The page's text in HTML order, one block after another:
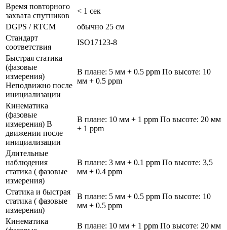
Время повторного
захвата спутников
< 1 сек
DGPS / RTCM
обычно 25 см
Стандарт
соответствия
ISO17123-8
Быстрая статика
(фазовые
измерения)
Неподвижно после
инициализации
В плане: 5 мм + 0.5 ppm По высоте: 10
мм + 0.5 ppm
Кинематика
(фазовые
измерения) В
движении после
инициализации
В плане: 10 мм + 1 ppm По высоте: 20 мм
+ 1 ppm
Длительные
наблюдения
статика ( фазовые
измерения)
В плане: 3 мм + 0.1 ppm По высоте: 3,5
мм + 0.4 ppm
Статика и быстрая
статика ( фазовые
измерения)
В плане: 5 мм + 0.5 ppm По высоте: 10
мм + 0.5 ppm
Кинематика
В плане: 10 мм + 1 ppm По высоте: 20 мм